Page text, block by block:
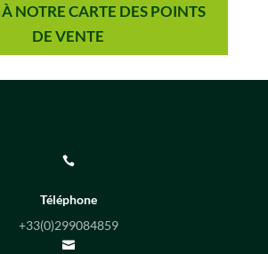
NOTRE CARTE DES POINTS
DE VENTE

Téléphone
+33(0)299084859
